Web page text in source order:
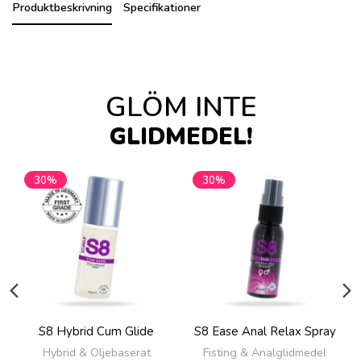
Produktbeskrivning Specifikationer
GLÖM INTE
GLIDMEDEL!
30%
S8 Hybrid Cum Glide
Hybrid & Oljebaserat
30%
S8 Ease Anal Relax Spray
Fisting & Analglidmedel